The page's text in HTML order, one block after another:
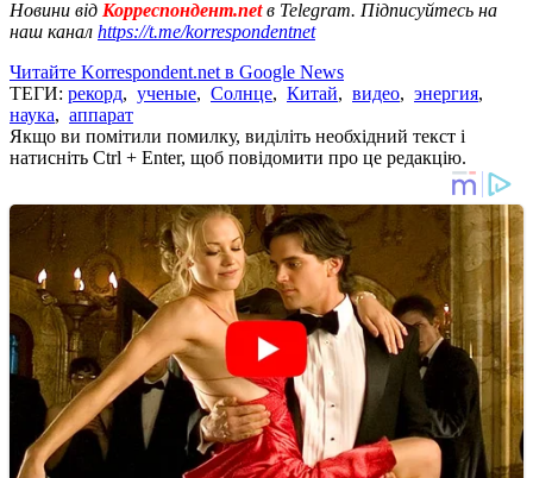
Новини від Корреспондент.netв Telegram. Підписуйтесь на
наш канал https://t.me/korrespondentnet
Читайте Korrespondent.net в Google News
ТЕГИ: рекорд, ученые, Солнце, Китай, видео, энергия,
наука, аппарат
Якщо ви помітили помилку, виділіть необхідний текст і
натисніть Ctrl + Enter, щоб повідомити про це редакцію.